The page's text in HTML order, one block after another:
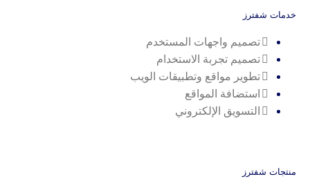
خدمات شفترز
تصميم واجهات المستخدم
تصميم تجربة الاستخدام
تطوير مواقع وتطبيقات الويب
استضافة المواقع
التسويق الإلكتروني
منتجات شفترز